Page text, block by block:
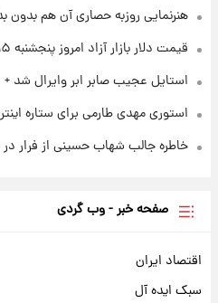
هنرنمایی روزبه حصاری آن هم بدون
قیمت دلار بازار آزاد امروز پنجشنبه ۱۵ مرداد ۱۴۰۵ +جدول
استایل عجیب صابر ابر وایرال شد
استوری مهدی طارمی برای ستاره
خاطره جالب شهاب حسینی از فرار در
صفحه خبر - وب گردی
اقتصاد ایران
سبک ایده آل